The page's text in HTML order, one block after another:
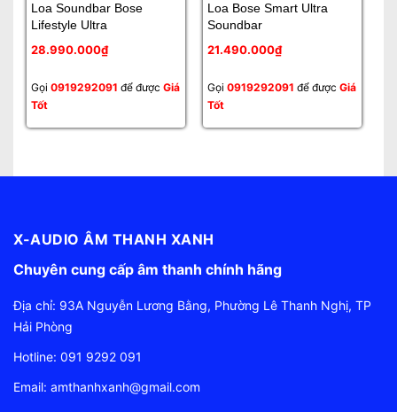
Loa Soundbar Bose
Lifestyle Ultra
28.990.000₫
Gọi 0919292091 để được Giá
Tốt
Loa Bose Smart Ultra
Soundbar
21.490.000₫
Gọi 0919292091 để được Giá
Tốt
X-AUDIO ÂM THANH XANH
Chuyên cung cấp âm thanh chính hãng
Địa chỉ: 93A Nguyễn Lương Bằng, Phường Lê Thanh Nghị, TP
Hải Phòng
Hotline: 091 9292 091
Email: amthanhxanh@gmail.com